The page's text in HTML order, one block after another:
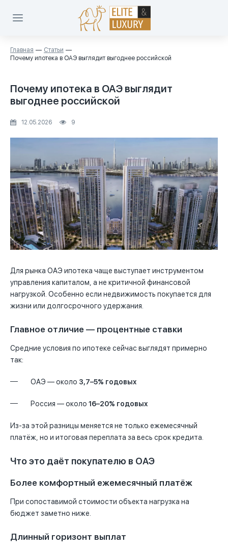
Главная
Статьи
Почему ипотека в ОАЭ выглядит выгоднее российской
Почему ипотека в ОАЭ выглядит
выгоднее российской
12.05.2026 9
Для рынка ОАЭ ипотека чаще выступает инструментом
управления капиталом, а не критичной финансовой
нагрузкой. Особенно если недвижимость покупается для
жизни или долгосрочного удержания.
Главное отличие — процентные ставки
Средние условия по ипотеке сейчас выглядят примерно
так:
ОАЭ — около 3,7–5% годовых
Россия — около 16–20% годовых
Из-за этой разницы меняется не только ежемесячный
платёж, но и итоговая переплата за весь срок кредита.
Что это даёт покупателю в ОАЭ
Более комфортный ежемесячный платёж
При сопоставимой стоимости объекта нагрузка на
бюджет заметно ниже.
Длинный горизонт выплат